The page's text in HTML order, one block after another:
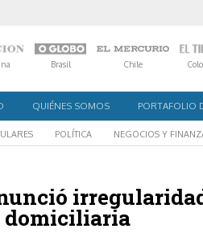
Brasil Chile
QUIÉNES SOMOS PORTAFOLIO
POLÍTICA NEGOCIOS Y
domiciliaria